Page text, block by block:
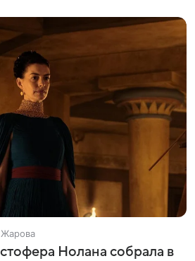
Нолана собрала в